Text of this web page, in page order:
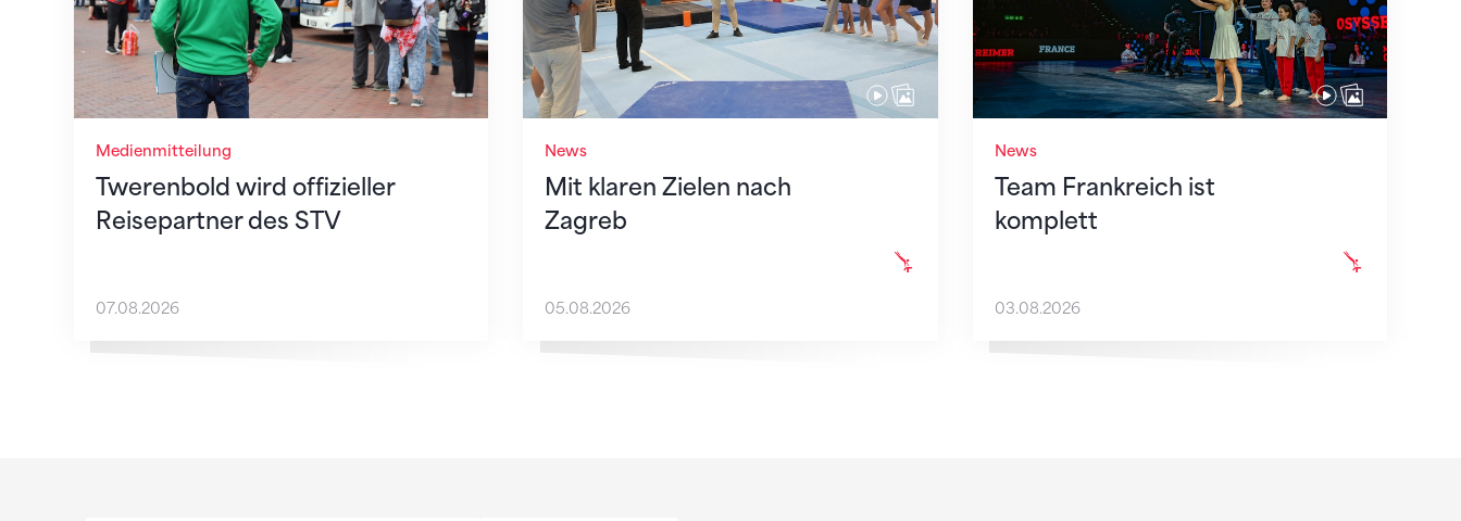
Medienmitteilung
Twerenbold wird offizieller
Reisepartner des STV
07.08.2026
News
Mit klaren Zielen nach
Zagreb
05.08.2026
News
Team Frankreich ist
komplett
03.08.2026